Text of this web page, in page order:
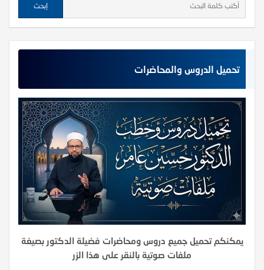
تحميل الدروس والمحاضرات
يمكنكم تحميل جميع دروس ومحاضرات فضيلة الدكتور بصيغة
ملفات صوتية بالنقر على هذا الزر